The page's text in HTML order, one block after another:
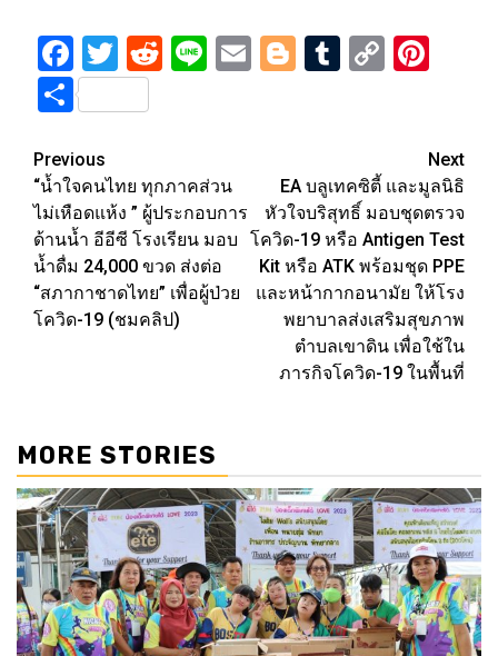
Facebook
Twitter
Reddit
LineEmailBlogger
Tumblr
Copy
Share
Post
navigation
Previous
“น้ำใจคนไทย ทุกภาคส่วน
ไม่เหือดแห้ง ” ผู้ประกอบการ
ด้านน้ำ อีอีซี โรงเรียน มอบ
น้ำดื่ม 24,000 ขวด ส่งต่อ
“สภากาชาดไทย” เพื่อผู้ป่วย
โควิด-19 (ชมคลิป)
Next
EA บลูเทคซิตี้ และมูลนิธิ
หัวใจบริสุทธิ์ มอบชุดตรวจ
โควิด-19 หรือ Antigen Test
Kit หรือ ATK พร้อมชุด PPE
และหน้ากากอนามัย ให้โรง
พยาบาลส่งเสริมสุขภาพ
ตำบลเขาดิน เพื่อใช้ใน
ภารกิจโควิด-19 ในพื้นที่
MORE STORIES